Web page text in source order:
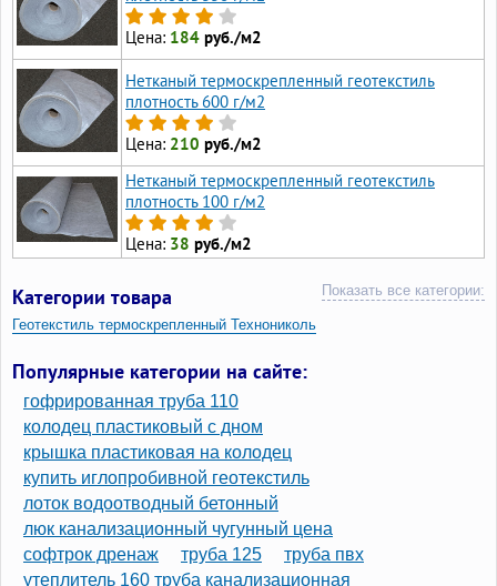
Цена: 184 руб./м2
Нетканый термоскрепленный геотекстиль
плотность 600 г/м2
Цена: 210 руб./м2
Нетканый термоскрепленный геотекстиль
плотность 100 г/м2
Цена: 38 руб./м2
Категории товара Показать все категории:
Геотекстиль термоскрепленный Технониколь
300г м2
Популярные категории на сайте:
гофрированная труба 110
колодец пластиковый с дном
крышка пластиковая на колодец
купить иглопробивной геотекстиль
лоток водоотводный бетонный
люк канализационный чугунный цена
софтрок дренаж
труба 125
труба пвх
утеплитель 160 труба канализационная